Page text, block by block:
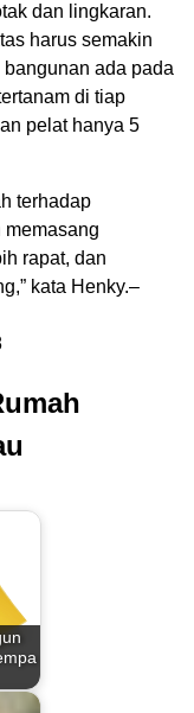
dan lingkaran.
harus semakin
ada pada
di tiap
pelat hanya 5
terhadap
rapat, dan
kata Henky.–